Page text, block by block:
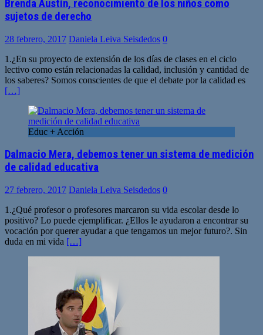
Brenda Austín, reconocimiento de los niños como
sujetos de derecho
28 febrero, 2017 Daniela Leiva Seisdedos 0
1.¿En su proyecto de extensión de los días de clases en el ciclo
lectivo como están relacionadas la calidad, inclusión y cantidad de
los saberes? Somos conscientes de que el debate por la calidad es
[…]
Educ + Acción
Dalmacio Mera, debemos tener un sistema de medición
de calidad educativa
27 febrero, 2017 Daniela Leiva Seisdedos 0
1.¿Qué profesor o profesores marcaron su vida escolar desde lo
positivo? Lo puede ejemplificar. ¿Ellos le ayudaron a encontrar su
vocación por querer ayudar a que tengamos un mejor futuro?. Sin
duda en mi vida […]